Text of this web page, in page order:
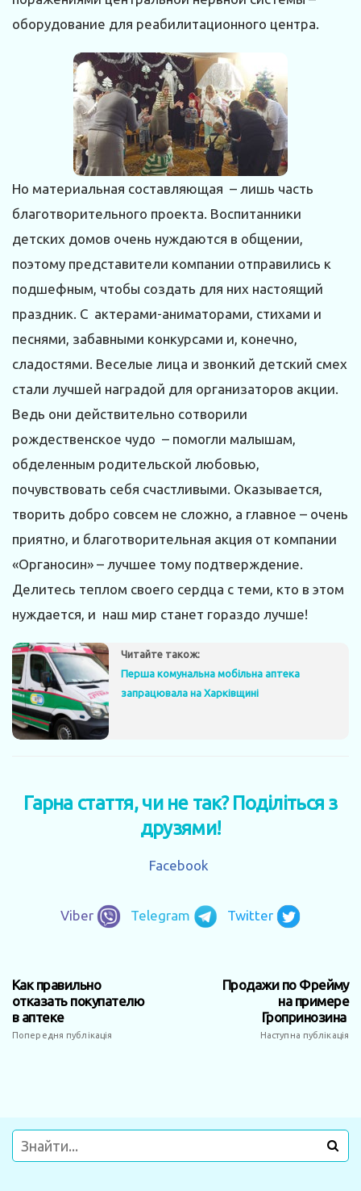
оборудование для реабилитационного центра.
Но материальная составляющая – лишь часть
благотворительного проекта. Воспитанники
детских домов очень нуждаются в общении,
поэтому представители компании отправились к
подшефным, чтобы создать для них настоящий
праздник. С актерами-аниматорами, стихами и
песнями, забавными конкурсами и, конечно,
сладостями. Веселые лица и звонкий детский смех
стали лучшей наградой для организаторов акции.
Ведь они действительно сотворили
рождественское чудо – помогли малышам,
обделенным родительской любовью,
почувствовать себя счастливыми. Оказывается,
творить добро совсем не сложно, а главное – очень
приятно, и благотворительная акция от компании
«Органосин» – лучшее тому подтверждение.
Делитесь теплом своего сердца с теми, кто в этом
нуждается, и наш мир станет гораздо лучше!
Читайте також:
Перша комунальна мобільна аптека
запрацювала на Харківщині
Гарна стаття, чи не так? Поділіться з
друзями!
Facebook
Viber Telegram Twitter
Как правильно
отказать покупателю
в аптеке
Попередня публікація
Продажи по Фрейму
на примере
Гропринозина
Наступна публікація